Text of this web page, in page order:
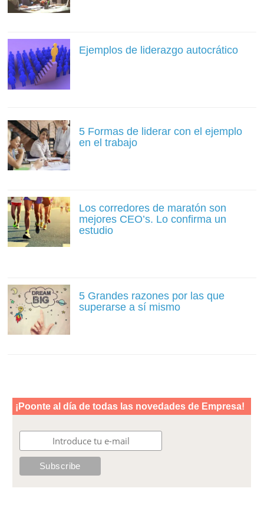
Ejemplos de liderazgo autocrático
5 Formas de liderar con el ejemplo
en el trabajo
Los corredores de maratón son
mejores CEO’s. Lo confirma un
estudio
5 Grandes razones por las que
superarse a sí mismo